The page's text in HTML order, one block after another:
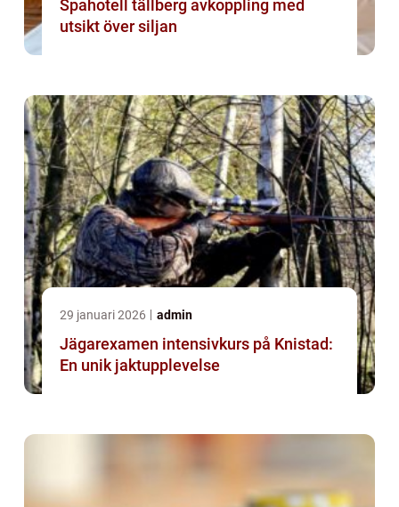
Spahotell tällberg avkoppling med
utsikt över siljan
29 januari 2026 admin
Jägarexamen intensivkurs på Knistad:
En unik jaktupplevelse